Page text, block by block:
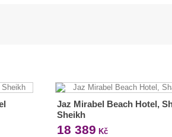
Jaz Mirabel Beach Hotel,
Sheikh
18 389 Kč